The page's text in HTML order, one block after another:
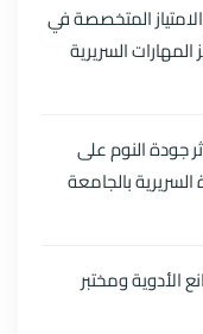
المتخصصة في
السريرية
جودة النوم على
بالجامعة
الأدوية ومختبر